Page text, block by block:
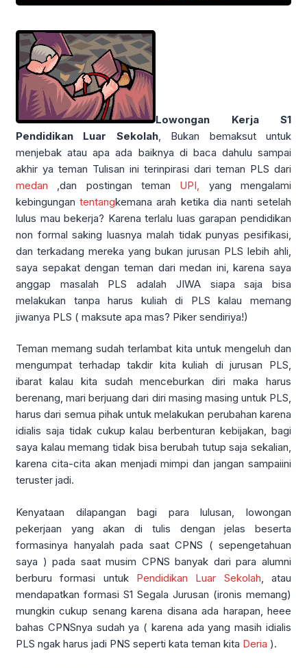
Lowongan Kerja S1
Pendidikan Luar Sekolah, Bukan bemaksut untuk
menjebak atau apa ada baiknya di baca dahulu sampai
akhir ya teman Tulisan ini terinpirasi dari teman PLS dari
medan
,dan postingan teman UPI,
yang mengalami
kebingungantentangkemana arah ketika dia nanti setelah
lulus mau bekerja? Karena terlalu luas garapan pendidikan
non formal saking luasnya malah tidak punyas pesifikasi,
dan terkadang mereka yang bukan jurusan PLS lebih ahli,
saya sepakat dengan teman dari medan ini, karena saya
anggap masalah PLS adalah JIWA siapa saja bisa
melakukan tanpa harus kuliah di PLS kalau memang
jiwanya PLS ( maksute apa mas? Piker sendiriya!)
Teman memang sudah terlambat kita untuk mengeluh dan
mengumpat terhadap takdir kita kuliah di jurusan PLS,
ibarat kalau kita sudah menceburkan diri maka harus
berenang, mari berjuang dari diri masing masing untuk PLS,
harus dari semua pihak untuk melakukan perubahan karena
idialis saja tidak cukup kalau berbenturan kebijakan, bagi
saya kalau memang tidak bisa berubah tutup saja sekalian,
karena cita-cita akan menjadi mimpi dan jangan sampaiini
teruster jadi.
Kenyataan dilapangan bagi para lulusan, lowongan
pekerjaan yang akan di tulis dengan jelas beserta
formasinya hanyalah pada saat CPNS ( sepengetahuan
saya ) pada saat musim CPNS banyak dari para alumni
berburu formasi untuk Pendidikan Luar Sekolah , atau
mendapatkan formasi S1 Segala Jurusan (ironis memang)
mungkin cukup senang karena disana ada harapan, heee
bahas CPNSnya sudah ya ( karena ada yang masih idialis
PLS ngak harus jadi PNS seperti kata teman kita Deria ).